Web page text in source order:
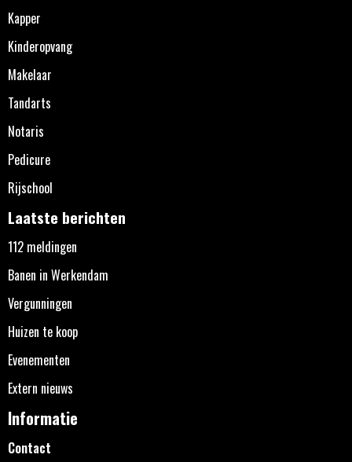
Kapper
Kinderopvang
Makelaar
Tandarts
Notaris
Pedicure
Rijschool
Laatste berichten
112 meldingen
Banen in Werkendam
Vergunningen
Huizen te koop
Evenementen
Extern nieuws
Informatie
Contact